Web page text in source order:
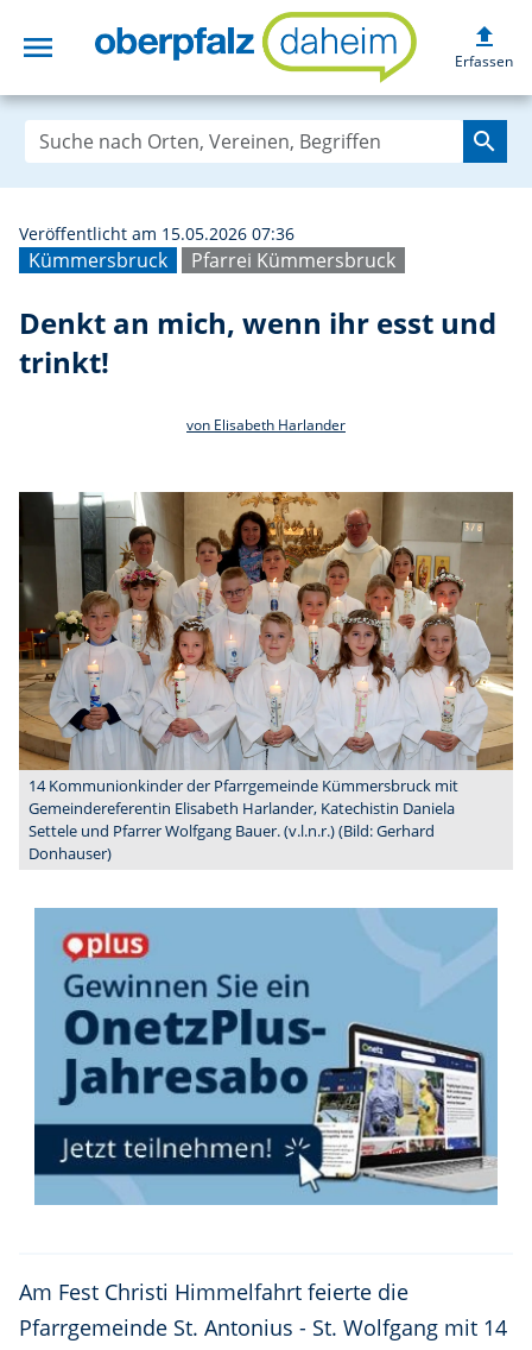
menu Denkt an mich,
upload
Erfassen
search
Kümmersbruck Pfarrei Kümmersbruck
Veröffentlicht am 15.05.2026 07:36
Denkt an mich, wenn ihr esst und
trinkt!
von Elisabeth Harlander
14 Kommunionkinder der Pfarrgemeinde Kümmersbruck mit
Gemeindereferentin Elisabeth Harlander, Katechistin Daniela
Settele und Pfarrer Wolfgang Bauer. (v.l.n.r.) (Bild: Gerhard
Donhauser)
Am Fest Christi Himmelfahrt feierte die
Pfarrgemeinde St. Antonius - St. Wolfgang mit 14